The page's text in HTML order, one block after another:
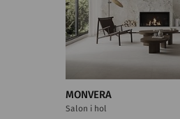
MONVERA
Salon i hol